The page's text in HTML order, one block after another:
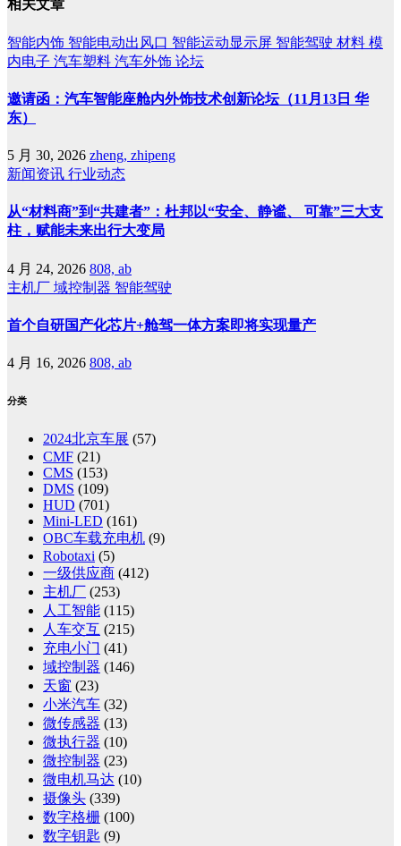
相关文章
智能内饰 智能电动出风口 智能运动显示屏 智能驾驶 材料 模
内电子 汽车塑料 汽车外饰 论坛
邀请函：汽车智能座舱内外饰技术创新论坛（11月13日 华
东）
5 月 30, 2026 zheng, zhipeng
新闻资讯 行业动态
从“材料商”到“共建者”：杜邦以“安全、静谧、 可靠”三大支
柱，赋能未来出行大变局
4 月 24, 2026 808, ab
主机厂 域控制器 智能驾驶
首个自研国产化芯片+舱驾一体方案即将实现量产
4 月 16, 2026 808, ab
分类
2024北京车展 (57)
CMF (21)
CMS (153)
DMS (109)
HUD (701)
Mini-LED (161)
OBC车载充电机 (9)
Robotaxi (5)
一级供应商 (412)
主机厂 (253)
人工智能 (115)
人车交互 (215)
充电小门 (41)
域控制器 (146)
天窗 (23)
小米汽车 (32)
微传感器 (13)
微执行器 (10)
微控制器 (23)
微电机马达 (10)
摄像头 (339)
数字格栅 (100)
数字钥匙 (9)